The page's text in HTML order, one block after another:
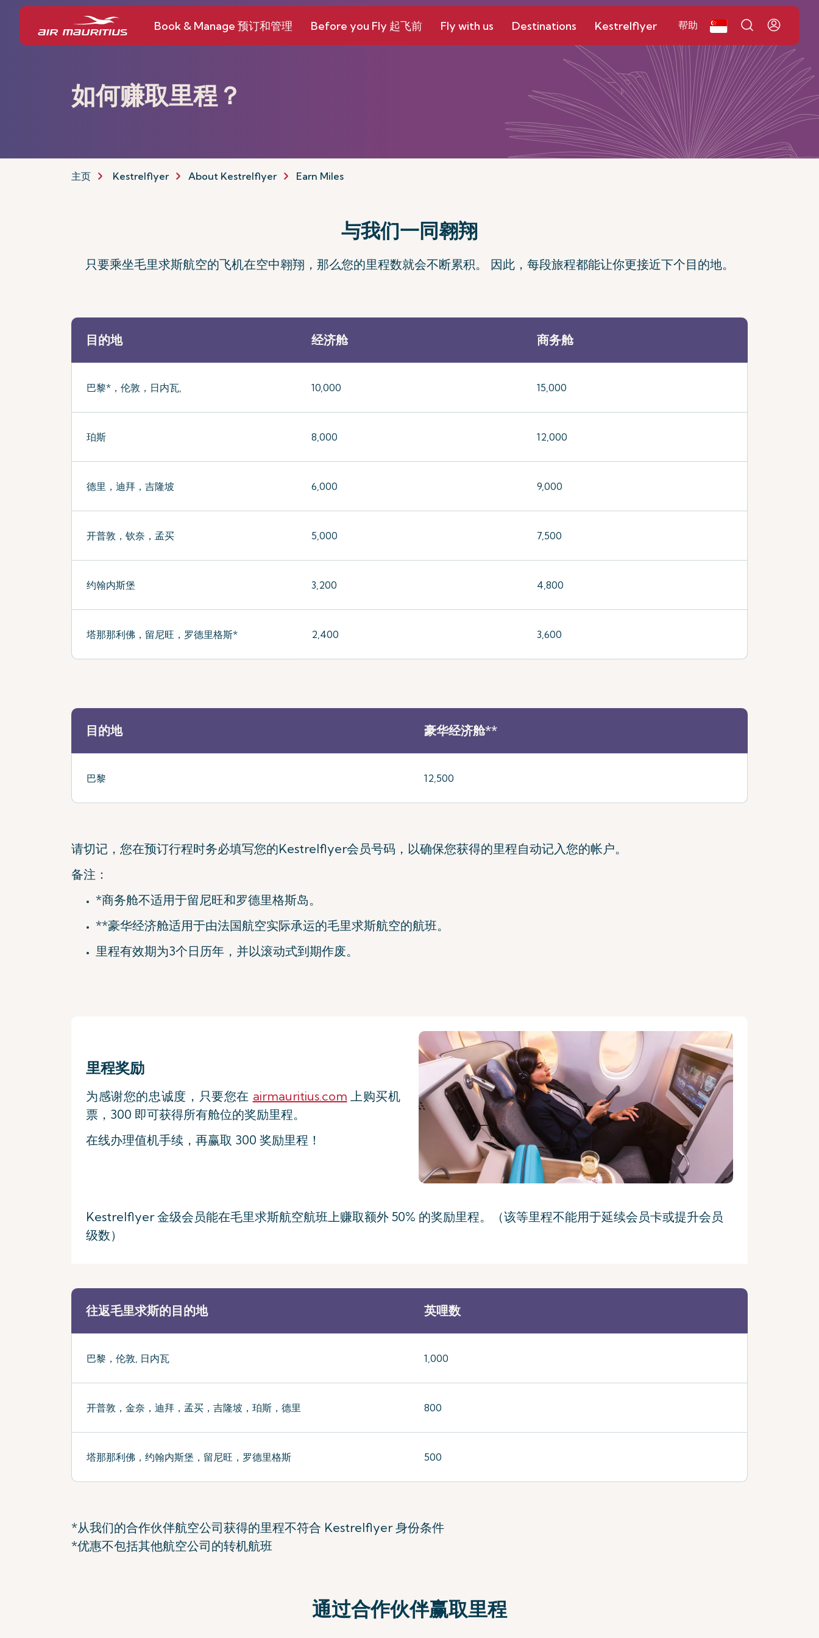
Book & Manage 预订和管理 Before you Fly 起飞前 Fly with us Destinations Kestrelflyer 帮助
如何赚取里程？
主页 Kestrelflyer About Kestrelflyer Earn Miles
与我们一同翱翔
只要乘坐毛里求斯航空的飞机在空中翱翔，那么您的里程数就会不断累积。 因此，每段旅程都能让你更接近下个目的地。
目的地 经济舱 商务舱
巴黎*，伦敦，日内瓦, 10,000 15,000
珀斯 8,000 12,000
德里，迪拜，吉隆坡 6,000 9,000
开普敦，钦奈，孟买 5,000 7,500
约翰内斯堡 3,200 4,800
塔那那利佛，留尼旺，罗德里格斯* 2,400 3,600
目的地 豪华经济舱**
巴黎 12,500
请切记，您在预订行程时务必填写您的Kestrelflyer会员号码，以确保您获得的里程自动记入您的帐户。
备注：
*商务舱不适用于留尼旺和罗德里格斯岛。
**豪华经济舱适用于由法国航空实际承运的毛里求斯航空的航班。
里程有效期为3个日历年，并以滚动式到期作废。
里程奖励
为感谢您的忠诚度，只要您在 airmauritius.com 上购买机
票，300 即可获得所有舱位的奖励里程。
在线办理值机手续，再赢取 300 奖励里程！
Kestrelflyer 金级会员能在毛里求斯航空航班上赚取额外 50% 的奖励里程。（该等里程不能用于延续会员卡或提升会员
级数）
往返毛里求斯的目的地 英哩数
巴黎，伦敦, 日内瓦 1,000
开普敦，金奈，迪拜，孟买，吉隆坡，珀斯，德里 800
塔那那利佛，约翰内斯堡，留尼旺，罗德里格斯 500
*从我们的合作伙伴航空公司获得的里程不符合 Kestrelflyer 身份条件
*优惠不包括其他航空公司的转机航班
通过合作伙伴赢取里程